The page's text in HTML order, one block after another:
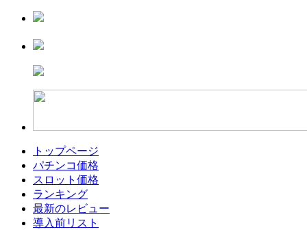
トップページ
パチンコ価格
スロット価格
ランキング
最新のレビュー
導入前リスト